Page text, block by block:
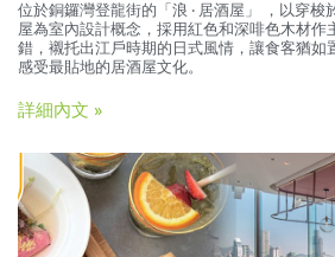
位於銅鑼灣登龍街的「浪 ‧ 居酒屋」 ，以穿
屋為室內設計概念，採用紅色和深啡色木材作
錯，襯托出江戶時期的日式風情，讓食客猶如
感受最貼地的居酒屋文化。
詳細內文 »